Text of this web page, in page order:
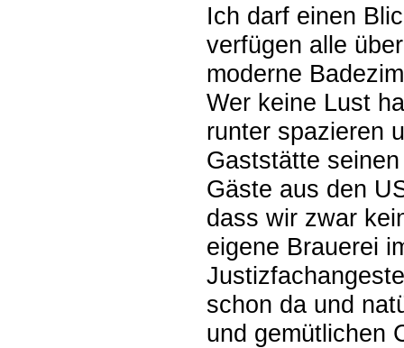
Ich darf einen
verfügen alle
moderne
Wer keine Lust
runter spazieren
Gaststätte
Gäste aus den
dass wir zwar
eigene Brauerei
schon da und
und gemütlichen